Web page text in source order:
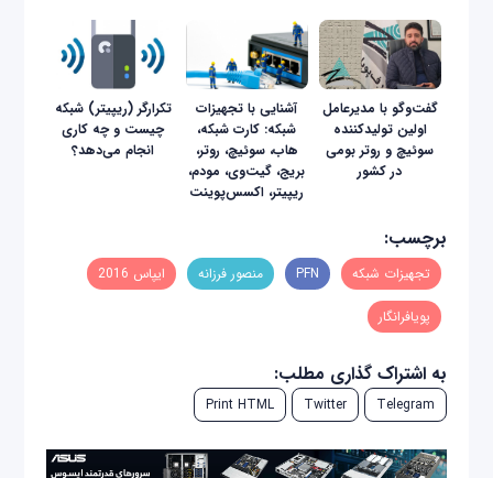
گفت‌وگو با مدیرعامل
اولین تولیدکننده
سوئیچ و روتر بومی
در کشور
آشنایی با تجهیزات
شبکه: کارت شبکه،
هاب، سوئیچ، روتر،
بریج، گیت‌وی، مودم،
ریپیتر، اکسس‌پوینت
تکرارگر (ریپیتر) شبکه
چیست و چه کاری
انجام می‌دهد؟
برچسب:
تجهیزات شبکه PFN منصور فرزانه ایپاس 2016
پویافرانگار
به اشتراک گذاری مطلب:
Telegram
Twitter
Print HTML